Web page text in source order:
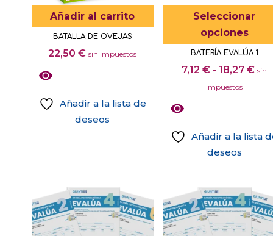
en
la
página
producto
Añadir al carrito
BATALLA DE OVEJAS
22,50€ sin impuestos
Añadir a la lista de
deseos
Seleccionar
opciones
BATERÍA EVALÚA 1
7,12€ - 18,27€ sin
impuestos
Añadir a la lista
deseos
tiene
múltiples
variantes.